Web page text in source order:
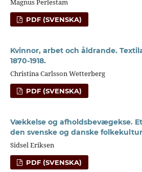
Magnus Perlestam
PDF (SVENSKA)
Kvinnor, arbet och åldrande.
1870-1918.
Christina Carlsson Wetterberg
PDF (SVENSKA)
Vækkelse og afholdsbevægekse.
den svenske og danske
Sidsel Eriksen
PDF (SVENSKA)